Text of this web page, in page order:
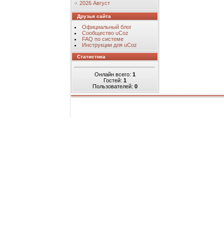
2026 Август
Друзья сайта
Официальный блог
Сообщество uCoz
FAQ по системе
Инструкции для uCoz
Статистика
Онлайн всего: 1
Гостей: 1
Пользователей: 0